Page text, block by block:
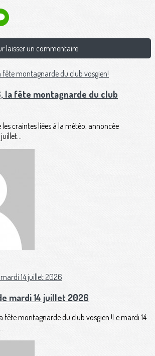
laisser un commentaire
la fête montagnarde du club
craintes liées à la météo, annoncée
mardi 14 juillet 2026
fête montagnarde du club vosgien !Le mardi 14